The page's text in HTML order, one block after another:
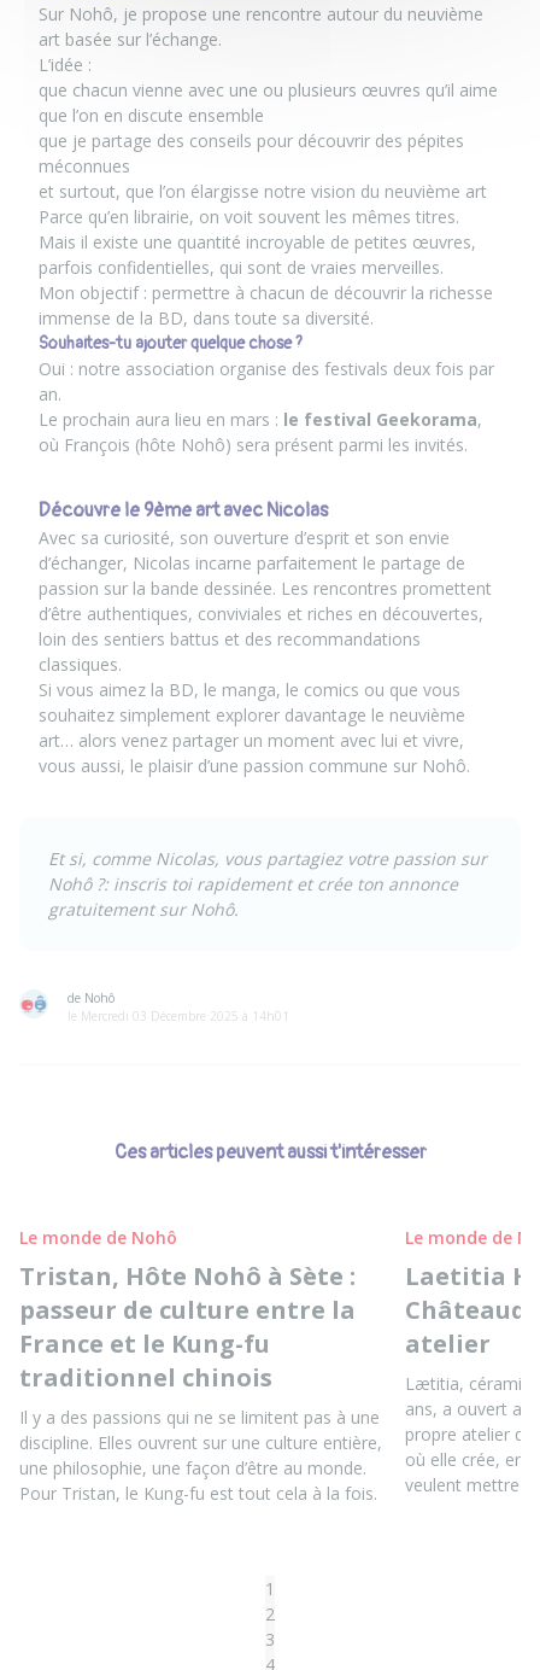
Sur Nohô, je propose une rencontre autour du neuvième
art basée sur l’échange.
L’idée :
que chacun vienne avec une ou plusieurs œuvres qu’il aime
que l’on en discute ensemble
que je partage des conseils pour découvrir des pépites
méconnues
et surtout, que l’on élargisse notre vision du neuvième art
Parce qu’en librairie, on voit souvent les mêmes titres.
Mais il existe une quantité incroyable de petites œuvres,
parfois confidentielles, qui sont de vraies merveilles.
Mon objectif : permettre à chacun de découvrir la richesse
immense de la BD, dans toute sa diversité.
Souhaites-tu ajouter quelque chose ?
Oui : notre association organise des festivals deux fois par
an.
Le prochain aura lieu en mars : le festival Geekorama,
où François (hôte Nohô) sera présent parmi les invités.
Découvre le 9ème art avec Nicolas
Avec sa curiosité, son ouverture d’esprit et son envie
d’échanger, Nicolas incarne parfaitement le partage de
passion sur la bande dessinée. Les rencontres promettent
d’être authentiques, conviviales et riches en découvertes,
loin des sentiers battus et des recommandations
classiques.
Si vous aimez la BD, le manga, le comics ou que vous
souhaitez simplement explorer davantage le neuvième
art… alors venez partager un moment avec lui et vivre,
vous aussi, le plaisir d’une passion commune sur Nohô.
Et si, comme Nicolas, vous partagiez votre passion sur
Nohô ?: inscris toi rapidement et crée ton annonce
gratuitement sur Nohô.
de Nohô
le Mercredi 03 Décembre 2025 à 14h01
Ces articles peuvent aussi t'intéresser
Le monde de Nohô
Tristan, Hôte Nohô à Sète :
passeur de culture entre la
France et le Kung-fu
traditionnel chinois
Il y a des passions qui ne se limitent pas à une
discipline. Elles ouvrent sur une culture entière,
une philosophie, une façon d’être au monde.
Pour Tristan, le Kung-fu est tout cela à la fois.
Le monde de
Laetitia
atelier
Lætitia,
ans, a ouvert au
propre atelier
où elle crée,
veulent mettre
1
2
3
4